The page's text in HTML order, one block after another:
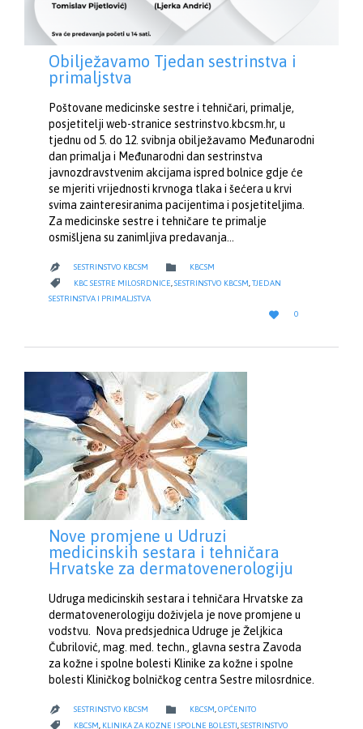
Obilježavamo Tjedan sestrinstva i
primaljstva
Poštovane medicinske sestre i tehničari, primalje,
posjetitelji web-stranice sestrinstvo.kbcsm.hr, u
tjednu od 5. do 12. svibnja obilježavamo Međunarodni
dan primalja i Međunarodni dan sestrinstva
javnozdravstvenim akcijama ispred bolnice gdje će
se mjeriti vrijednosti krvnoga tlaka i šećera u krvi
svima zainteresiranima pacijentima i posjetiteljima.
Za medicinske sestre i tehničare te primalje
osmišljena su zanimljiva predavanja…
 SESTRINSTVO KBCSM  CATEGORY
KBCSM
 CATEGORY
KBC SESTRE MILOSRDNICE SESTRINSTVO KBCSM TJEDAN
SESTRINSTVA I PRIMALJSTVA

LOVE
0
Nove promjene u Udruzi
medicinskih sestara i tehničara
Hrvatske za dermatovenerologiju
Udruga medicinskih sestara i tehničara Hrvatske za
dermatovenerologiju doživjela je nove promjene u
vodstvu. Nova predsjednica Udruge je Željkica
Čubrilović, mag. med. techn., glavna sestra Zavoda
za kožne i spolne bolesti Klinike za kožne i spolne
bolesti Kliničkog bolničkog centra Sestre milosrdnice.
 SESTRINSTVO KBCSM  CATEGORY
KBCSM OPĆENITO
 CATEGORY
KBCSM KLINIKA ZA KOZNE I SPOLNE BOLESTI SESTRINSTVO